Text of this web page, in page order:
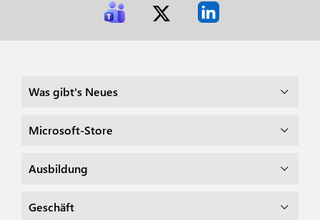
Was gibt's Neues
Microsoft-Store
Ausbildung
Geschäft